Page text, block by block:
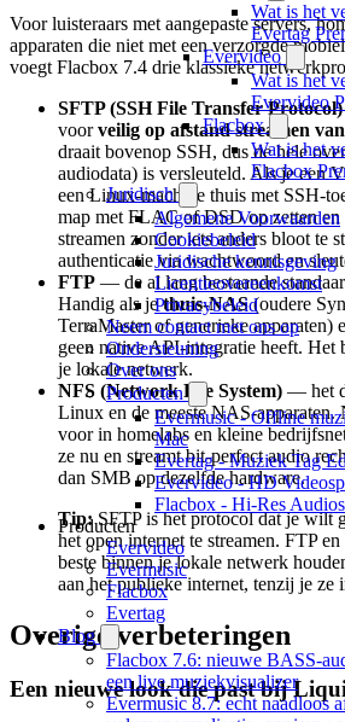
Wat is het
Evertag
Evervideo
Wat is het
Evervideo
Flacbox
Wat is het
Flacbox
Juridisch
Algemene Voorwaarden
Cookiebeleid
Juridische kennisgeving
Licentieovereenkomst
Privacybeleid
Neem contact met ons op
Ondersteuning
Over ons
Producten
Evermusic - Offline
Mac
Evertag - Muziek Tag
Evervideo - HD
Flacbox - Hi-Res
Producten
Evervideo
Evermusic
Flacbox
Evertag
Blog
Flacbox 7.6: nieuwe BASS-
een live muziekvisualizer
Evermusic 8.7: echt naadloos
Voor luisteraars met aangepaste servers,
apparaten die niet met een verzorgde
voegt Flacbox 7.4 drie klassieke
SFTP (SSH File Transfer Protocol)
voorveilig op afstand streamen
draait bovenop SSH, dus de hele
audiodata) is versleuteld. Als je een
een Linux-machine thuis met SSH-
map met FLAC of DSD op zetten
streamen zonder iets anders bloot te
authenticatie via wachtwoord en
FTP — de al lang bestaande
Handig als jethuis-NAS(oudere
TerraMaster of generieke apparaten)
geen native API-integratie heeft. Het
je lokale netwerk.
NFS (Network File System) — het
Linux en de meeste NAS-apparaten.
voor in homelabs en kleine
ze nu en streamt bit-perfect audio
dan SMB op dezelfde hardware.
Tip:SFTP is het protocol dat je wilt
het open internet te streamen. FTP
beste binnen je lokale netwerk
aan het publieke internet, tenzij je
Overige verbeteringen
Een nieuwe look die past bij